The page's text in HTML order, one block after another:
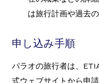
は旅行計画や過去
申し込み手順
パラオの旅行者は、
式ウェブサイトから申